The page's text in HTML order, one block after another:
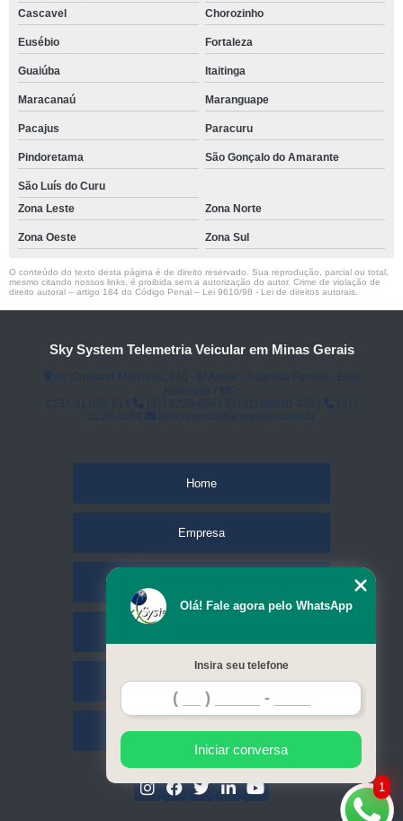
Cascavel
Chorozinho
Eusébio Fortaleza
Guaiúba Itaitinga
Maracanaú Maranguape
Pacajus Paracuru
Pindoretama São Gonçalo do Amarante
São Luís do Curu
Zona Leste
Zona Norte
Zona Oeste Zona Sul
O conteúdo do texto desta página é de direito reservado. Sua reprodução, parcial ou total,
mesmo citando nossos links, é proibida sem a autorização do autor. Crime de violação de
direito autoral – artigo 184 do Código Penal – Lei 9610/98 - Lei de direitos autorais
Sky System Telemetria Veicular em Minas Gerais
Home
Empresa
Contato
Mapa do site
1
Olá! Fale agora pelo WhatsApp
Insira seu telefone
Iniciar conversa